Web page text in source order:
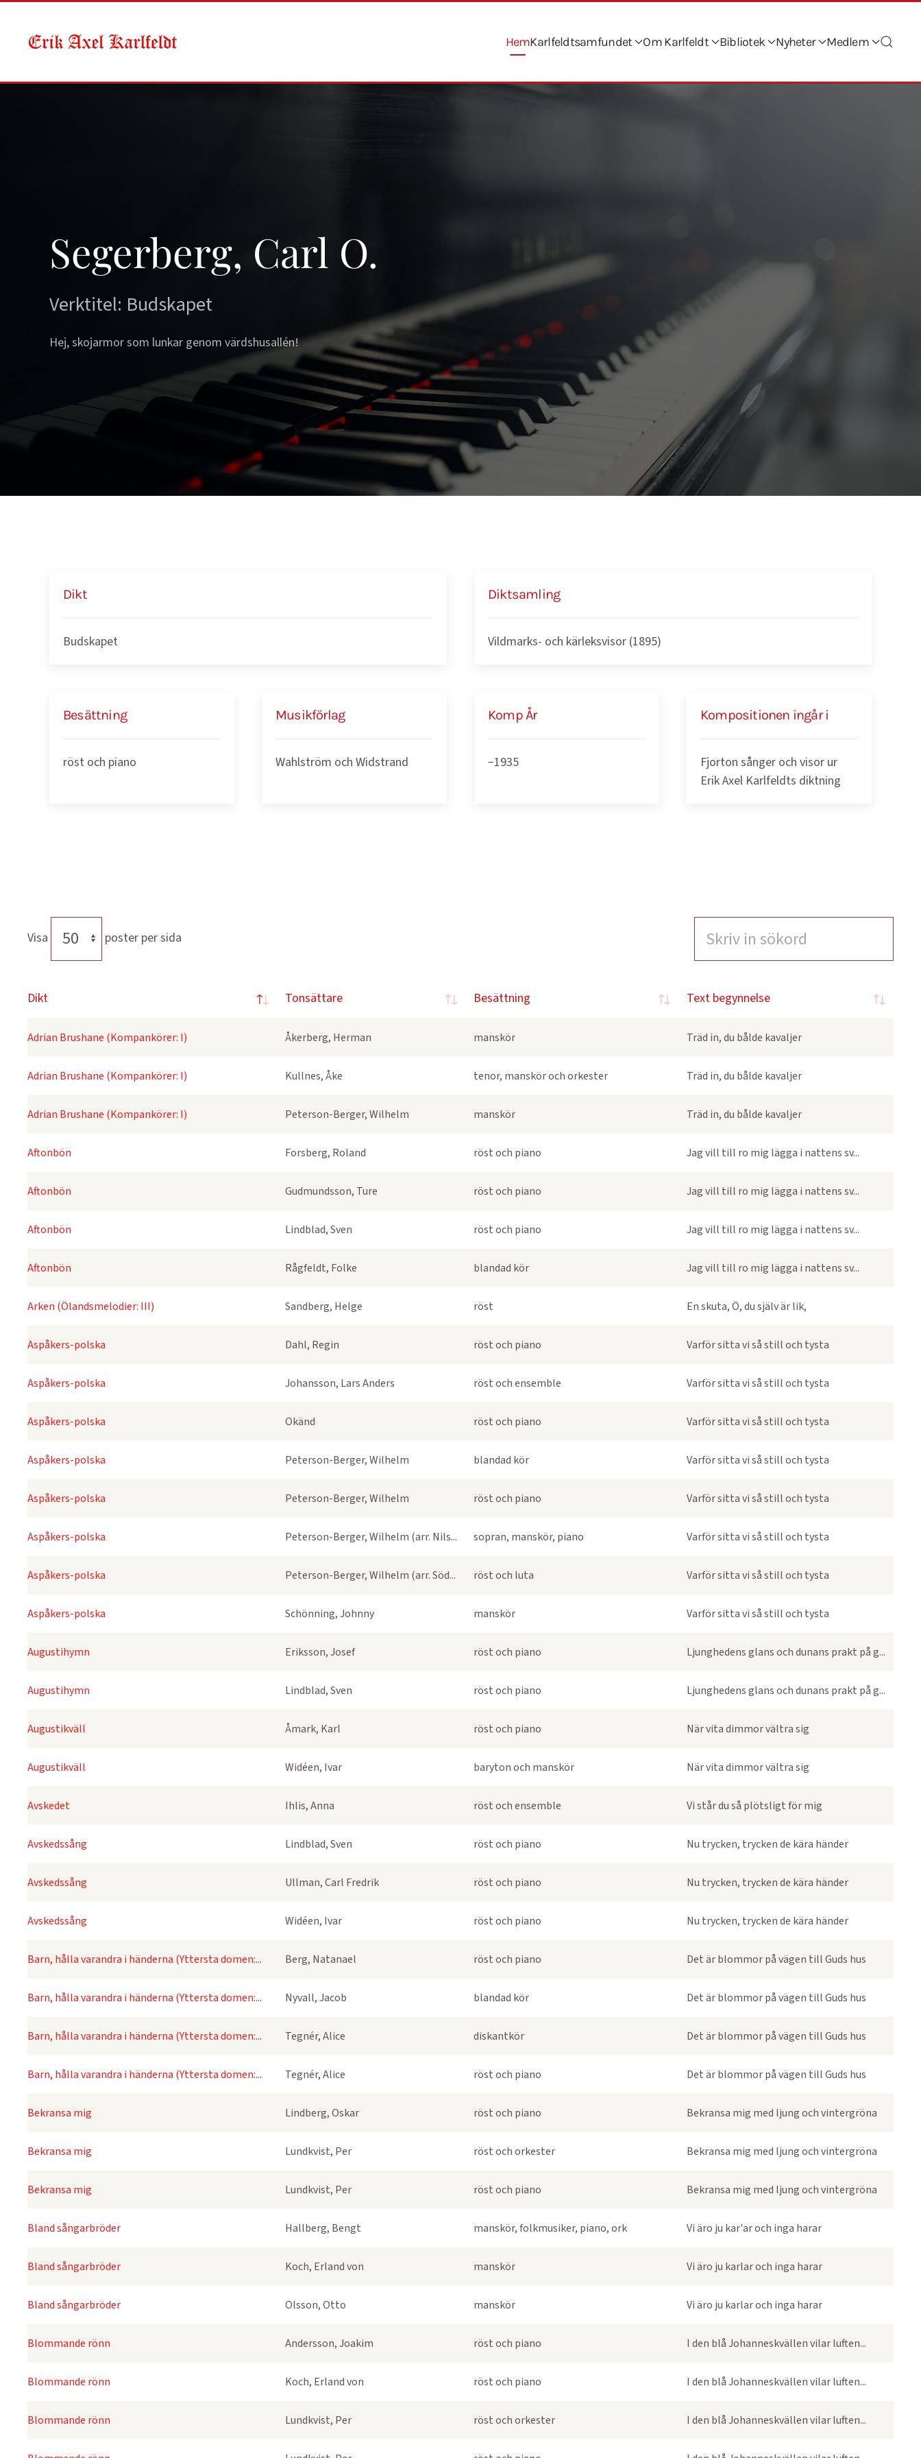
Skip to main content HemKarlfeldtsamfundet Om Karlfeldt Bibliotek Nyheter Medlem
Segerberg, Carl O.
Verktitel: Budskapet
Hej, skojarmor som lunkar genom värdshusallén!
Dikt
Budskapet
Diktsamling
Vildmarks- och kärleksvisor (1895)
Besättning
röst och piano
Musikförlag
Wahlström och Widstrand
Komp År
−1935
Kompositionen ingår i
Fjorton sånger och visor ur
Erik Axel Karlfeldts diktning
Visa poster per sida
Dikt Tonsättare Besättning Text begynnelse
Adrian Brushane (Kompankörer: I) Åkerberg, Herman manskör Träd in, du bålde kavaljer
Adrian Brushane (Kompankörer: I) Kullnes, Åke tenor, manskör och orkester Träd in, du bålde kavaljer
Adrian Brushane (Kompankörer: I) Peterson-Berger, Wilhelm manskör Träd in, du bålde kavaljer
Aftonbön Forsberg, Roland röst och piano Jag vill till ro mig lägga i nattens sv...
Aftonbön Gudmundsson, Ture röst och piano Jag vill till ro mig lägga i nattens sv...
Aftonbön Lindblad, Sven röst och piano Jag vill till ro mig lägga i nattens sv...
Aftonbön Rågfeldt, Folke blandad kör Jag vill till ro mig lägga i nattens sv...
Arken (Ölandsmelodier: III) Sandberg, Helge röst En skuta, Ö, du själv är lik,
Aspåkers-polska Dahl, Regin röst och piano Varför sitta vi så still och tysta
Aspåkers-polska Johansson, Lars Anders röst och ensemble Varför sitta vi så still och tysta
Aspåkers-polska Okänd röst och piano Varför sitta vi så still och tysta
Aspåkers-polska Peterson-Berger, Wilhelm blandad kör Varför sitta vi så still och tysta
Aspåkers-polska Peterson-Berger, Wilhelm röst och piano Varför sitta vi så still och tysta
Aspåkers-polska Peterson-Berger, Wilhelm (arr. Nils... sopran, manskör, piano Varför sitta vi så still och tysta
Aspåkers-polska Peterson-Berger, Wilhelm (arr. Söd... röst och luta Varför sitta vi så still och tysta
Aspåkers-polska Schönning, Johnny manskör Varför sitta vi så still och tysta
Augustihymn Eriksson, Josef röst och piano Ljunghedens glans och dunans prakt på g...
Augustihymn Lindblad, Sven röst och piano Ljunghedens glans och dunans prakt på g...
Augustikväll Åmark, Karl röst och piano När vita dimmor vältra sig
Augustikväll Widéen, Ivar baryton och manskör När vita dimmor vältra sig
Avskedet Ihlis, Anna röst och ensemble Vi står du så plötsligt för mig
Avskedssång Lindblad, Sven röst och piano Nu trycken, trycken de kära händer
Avskedssång Ullman, Carl Fredrik röst och piano Nu trycken, trycken de kära händer
Avskedssång Widéen, Ivar röst och piano Nu trycken, trycken de kära händer
Barn, hålla varandra i händerna (Yttersta domen:... Berg, Natanael röst och piano Det är blommor på vägen till Guds hus
Barn, hålla varandra i händerna (Yttersta domen:... Nyvall, Jacob blandad kör Det är blommor på vägen till Guds hus
Barn, hålla varandra i händerna (Yttersta domen:... Tegnér, Alice diskantkör Det är blommor på vägen till Guds hus
Barn, hålla varandra i händerna (Yttersta domen:... Tegnér, Alice röst och piano Det är blommor på vägen till Guds hus
Bekransa mig Lindberg, Oskar röst och piano Bekransa mig med ljung och vintergröna
Bekransa mig Lundkvist, Per röst och orkester Bekransa mig med ljung och vintergröna
Bekransa mig Lundkvist, Per röst och piano Bekransa mig med ljung och vintergröna
Bland sångarbröder Hallberg, Bengt manskör, folkmusiker, piano, ork Vi äro ju kar'ar och inga harar
Bland sångarbröder Koch, Erland von manskör Vi äro ju karlar och inga harar
Bland sångarbröder Olsson, Otto manskör Vi äro ju karlar och inga harar
Blommande rönn Andersson, Joakim röst och piano I den blå Johanneskvällen vilar luften...
Blommande rönn Koch, Erland von röst och piano I den blå Johanneskvällen vilar luften...
Blommande rönn Lundkvist, Per röst och orkester I den blå Johanneskvällen vilar luften...